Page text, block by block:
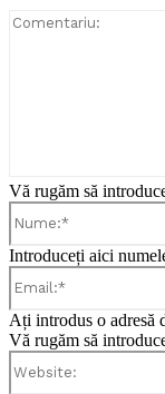
Vă rugăm să
Introduceți aici
Ați introdus o adresă
Vă rugăm să